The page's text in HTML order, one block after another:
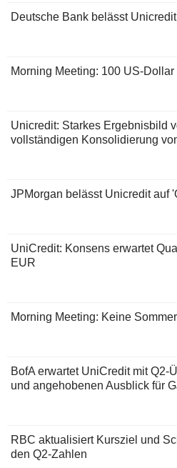
Deutsche Bank belässt
Morning Meeting: 100 US-Dollar
Unicredit: Starkes Ergebnisbild
vollständigen Konsolidierung
JPMorgan belässt Unicredit auf
UniCredit: Konsens erwartet
EUR
Morning Meeting: Keine
BofA erwartet UniCredit mit Q2-
und angehobenen Ausblick für
RBC aktualisiert Kursziel und
den Q2-Zahlen